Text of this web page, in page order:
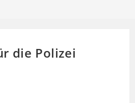
die Polizei